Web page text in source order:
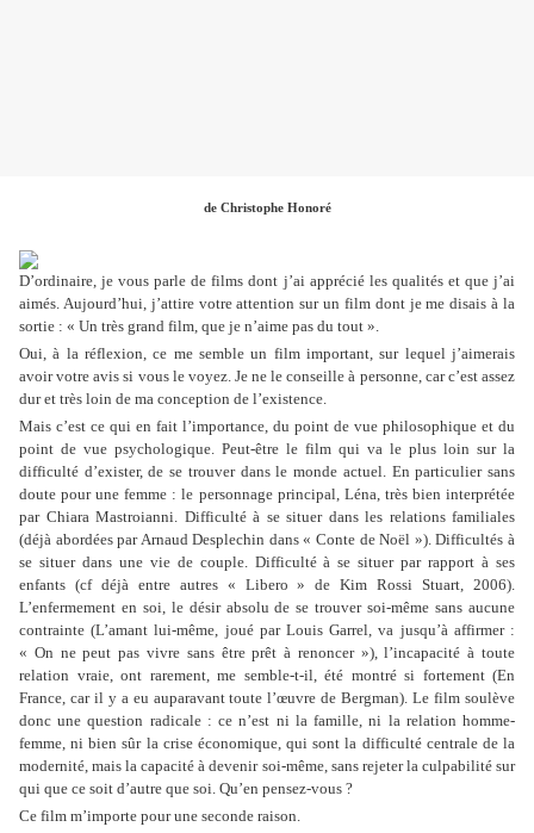
de Christophe Honoré
D’ordinaire, je vous parle de films dont j’ai apprécié les qualités et que j’ai
aimés. Aujourd’hui, j’attire votre attention sur un film dont je me disais à la
sortie : « Un très grand film, que je n’aime pas du tout ».
Oui, à la réflexion, ce me semble un film important, sur lequel j’aimerais
avoir votre avis si vous le voyez. Je ne le conseille à personne, car c’est assez
dur et très loin de ma conception de l’existence.
Mais c’est ce qui en fait l’importance, du point de vue philosophique et du
point de vue psychologique. Peut-être le film qui va le plus loin sur la
difficulté d’exister, de se trouver dans le monde actuel. En particulier sans
doute pour une femme : le personnage principal, Léna, très bien interprétée
par Chiara Mastroianni. Difficulté à se situer dans les relations familiales
(déjà abordées par Arnaud Desplechin dans « Conte de Noël »). Difficultés à
se situer dans une vie de couple. Difficulté à se situer par rapport à ses
enfants (cf déjà entre autres « Libero » de Kim Rossi Stuart, 2006).
L’enfermement en soi, le désir absolu de se trouver soi-même sans aucune
contrainte (L’amant lui-même, joué par Louis Garrel, va jusqu’à affirmer :
« On ne peut pas vivre sans être prêt à renoncer »), l’incapacité à toute
relation vraie, ont rarement, me semble-t-il, été montré si fortement (En
France, car il y a eu auparavant toute l’œuvre de Bergman). Le film soulève
donc une question radicale : ce n’est ni la famille, ni la relation homme-
femme, ni bien sûr la crise économique, qui sont la difficulté centrale de la
modernité, mais la capacité à devenir soi-même, sans rejeter la culpabilité sur
qui que ce soit d’autre que soi. Qu’en pensez-vous ?
Ce film m’importe pour une seconde raison.